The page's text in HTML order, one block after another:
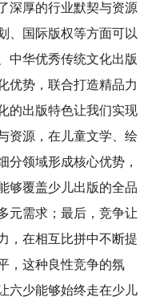
深厚的行业默契与资源
、国际版权等方面可以
中华优秀传统文化出版
优势，联合打造精品力
的出版特色让我们实现
资源，在儿童文学、绘
分领域形成核心优势，
够覆盖少儿出版的全品
元需求；最后，竞争让
，在相互比拼中不断提
，这种良性竞争的氛
六少能够始终走在少儿